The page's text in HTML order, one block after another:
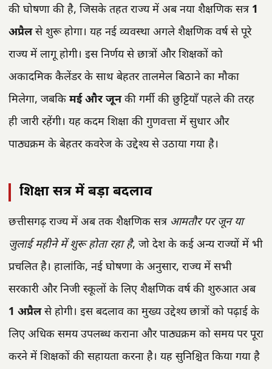
की घोषणा की है, जिसके तहत राज्य में अब नया शैक्षणिक सत्र 1
अप्रैलसे शुरू होगा। यह नई व्यवस्था अगले शैक्षणिक वर्ष से पूरे
राज्य में लागू होगी। इस निर्णय से छात्रों और शिक्षकों को
अकादमिक कैलेंडर के साथ बेहतर तालमेल बिठाने का मौका
मिलेगा, जबकि मई और जूनकी गर्मी की छुट्टियाँ पहले की तरह
ही जारी रहेंगी। यह कदम शिक्षा की गुणवत्ता में सुधार और
पाठ्यक्रम के बेहतर कवरेज के उद्देश्य से उठाया गया है।
शिक्षा सत्र में बड़ा बदलाव
छत्तीसगढ़ राज्य में अब तक शैक्षणिक सत्र आमतौर पर जून या
जुलाई महीने में शुरू होता रहा है, जो देश के कई अन्य राज्यों में भी
प्रचलित है। हालांकि, नई घोषणा के अनुसार, राज्य में सभी
सरकारी और निजी स्कूलों के लिए शैक्षणिक वर्ष की शुरुआत अब
1 अप्रैलसे होगी। इस बदलाव का मुख्य उद्देश्य छात्रों को पढ़ाई के
लिए अधिक समय उपलब्ध कराना और पाठ्यक्रम को समय पर पूरा
करने में शिक्षकों की सहायता करना है। यह सुनिश्चित किया गया है